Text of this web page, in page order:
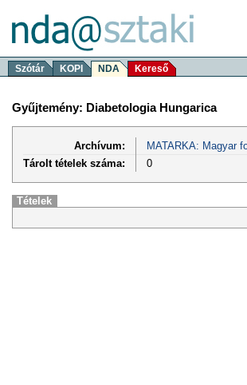
Szótár KOPI NDA Kereső
Gyűjtemény: Diabetologia Hungarica
Archívum:
MATARKA: Magyar
Tárolt tételek száma:
0
Tételek